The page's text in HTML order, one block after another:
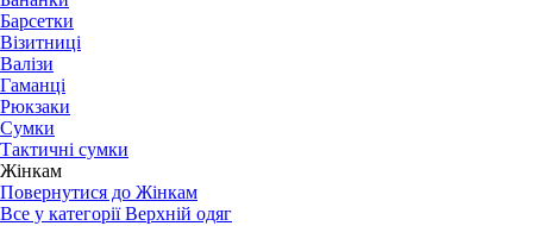
Барсетки
Візитниці
Валізи
Гаманці
Рюкзаки
Сумки
Тактичні сумки
Жінкам
Повернутися до Жінкам
Все у категорії Верхній одяг